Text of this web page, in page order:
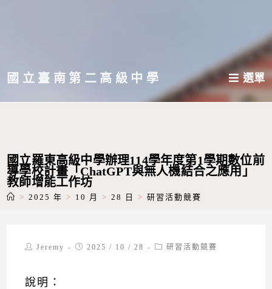
主國立臺南第二高級中學 選單
國立羅東高級中學辦理114學年度第1學期數位前
導學校計畫「ChatGPT與無人機結合之應用」
教師增能工作坊
> 2025 年 > 10 月 > 28 日 > 研習活動競賽
PostJeremy
Post2025 / 10 / 28
Post研習活動競賽
說明：